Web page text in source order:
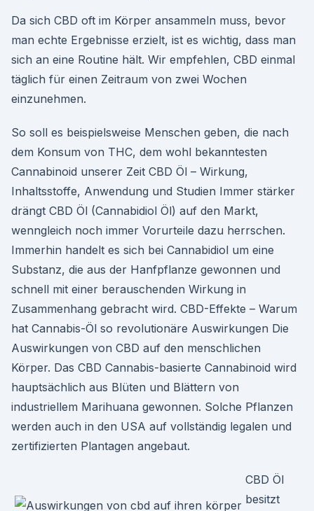
Da sich CBD oft im Körper ansammeln muss, bevor
man echte Ergebnisse erzielt, ist es wichtig, dass man
sich an eine Routine hält. Wir empfehlen, CBD einmal
täglich für einen Zeitraum von zwei Wochen
einzunehmen.
So soll es beispielsweise Menschen geben, die nach
dem Konsum von THC, dem wohl bekanntesten
Cannabinoid unserer Zeit CBD Öl – Wirkung,
Inhaltsstoffe, Anwendung und Studien Immer stärker
drängt CBD Öl (Cannabidiol Öl) auf den Markt,
wenngleich noch immer Vorurteile dazu herrschen.
Immerhin handelt es sich bei Cannabidiol um eine
Substanz, die aus der Hanfpflanze gewonnen und
schnell mit einer berauschenden Wirkung in
Zusammenhang gebracht wird. CBD-Effekte – Warum
hat Cannabis-Öl so revolutionäre Auswirkungen Die
Auswirkungen von CBD auf den menschlichen
Körper. Das CBD Cannabis-basierte Cannabinoid wird
hauptsächlich aus Blüten und Blättern von
industriellem Marihuana gewonnen. Solche Pflanzen
werden auch in den USA auf vollständig legalen und
zertifizierten Plantagen angebaut.
CBD Öl
besitzt